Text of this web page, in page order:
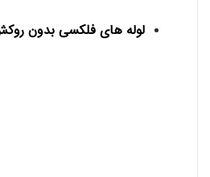
لوله های فلکسی بدون